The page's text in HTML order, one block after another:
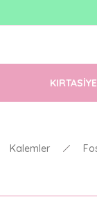
KIRTASİYE
Kalemler